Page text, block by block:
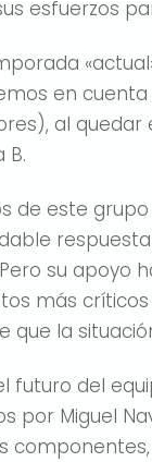
esfuerzos
en
al quedar
B.
de este
su
más
que la
futuro del
por Miguel